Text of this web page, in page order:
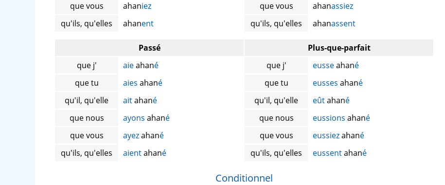
que vous
ahaniez
qu'ils, qu'elles
ahanent
que vous
ahanassiez
qu'ils, qu'elles
ahanassent
Passé
que j'
aieahané
que tu
aies ahané
qu'il, qu'elle
aitahané
que nous
ayons ahané
que vous
ayezahané
qu'ils, qu'elles
aientahané
Plus-que-parfait
que j'
eusseahané
que tu
eusses ahané
qu'il, qu'elle
eûtahané
que nous
eussions ahané
que vous
eussiezahané
qu'ils, qu'elles
eussentahané
Conditionnel